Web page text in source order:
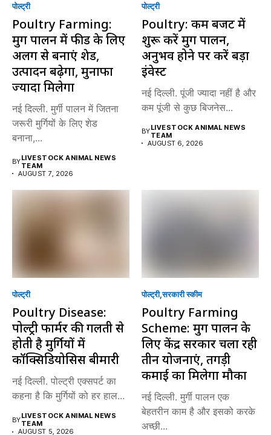
पोल्ट्री
Poultry Farming:
मुर्गी पालन में फीड के लिए
अलग से बनाएं शेड,
उत्पादन बढ़ेगा, मुनाफा
ज्यादा मिलेगा
नई दिल्ली. मुर्गी पालन में जितना
जरूरी मुर्गियों के लिए शेड
बनाना,...
BYLIVESTOCK ANIMAL NEWS
TEAM
AUGUST 7, 2026
पोल्ट्री
Poultry: कम बजट में
शुरू करें मुर्गी पालन,
अनुभव होने पर करें बड़ा
इंवेस्ट
नई दिल्ली. पूंजी ज्यादा नहीं है और
कम पूंजी से कुछ बिजनेस...
BYLIVESTOCK ANIMAL NEWS
TEAM
AUGUST 6, 2026
पोल्ट्री
Poultry Disease:
पोल्ट्री फार्मर की गलती से
होती है मुर्गियों में
कॉक्सिडियोसिस बीमारी
नई दिल्ली. पोल्ट्री एक्सपर्ट का
कहना है कि मुर्गियों को हर हाल...
BYLIVESTOCK ANIMAL NEWS
TEAM
AUGUST 5, 2026
पोल्ट्री सरकारी स्की‍म
Poultry Farming
Scheme: मुर्गी पालन के
लिए केंद्र सरकार चला रही
तीन योजनाएं, तगड़ी
कमाई का मिलेगा मौका
नई दिल्ली. मुर्गी पालन एक
बेहतरीन काम है और इसको करके
अच्छी...